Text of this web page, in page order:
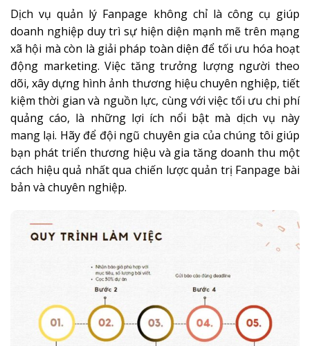
Dịch vụ quản lý Fanpage không chỉ là công cụ giúp
doanh nghiệp duy trì sự hiện diện mạnh mẽ trên mạng
xã hội mà còn là giải pháp toàn diện để tối ưu hóa hoạt
động marketing. Việc tăng trưởng lượng người theo
dõi, xây dựng hình ảnh thương hiệu chuyên nghiệp, tiết
kiệm thời gian và nguồn lực, cùng với việc tối ưu chi phí
quảng cáo, là những lợi ích nổi bật mà dịch vụ này
mang lại. Hãy để đội ngũ chuyên gia của chúng tôi giúp
bạn phát triển thương hiệu và gia tăng doanh thu một
cách hiệu quả nhất qua chiến lược quản trị Fanpage bài
bản và chuyên nghiệp.